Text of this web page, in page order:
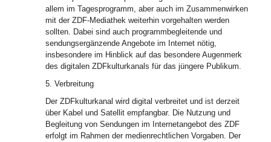
allem im Tagesprogramm, aber auch im Zusammenwirken
mit der ZDF-Mediathek weiterhin vorgehalten werden
sollten. Dabei sind auch programmbegleitende und
sendungsergänzende Angebote im Internet nötig,
insbesondere im Hinblick auf das besondere Augenmerk
des digitalen ZDFkulturkanals für das jüngere Publikum.
5. Verbreitung
Der ZDFkulturkanal wird digital verbreitet und ist derzeit
über Kabel und Satellit empfangbar. Die Nutzung und
Begleitung von Sendungen im Internetangebot des ZDF
erfolgt im Rahmen der medienrechtlichen Vorgaben. Der